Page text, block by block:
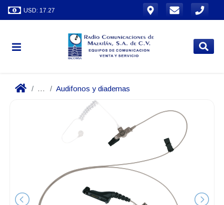
USD: 17.27
... Audifonos y diademas